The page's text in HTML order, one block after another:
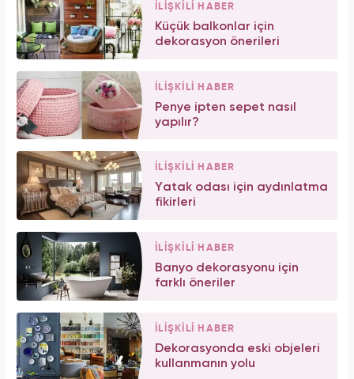
İLİŞKİLİ HABER
Küçük balkonlar için
dekorasyon önerileri
İLİŞKİLİ HABER
Penye ipten sepet nasıl
yapılır?
İLİŞKİLİ HABER
Yatak odası için aydınlatma
fikirleri
İLİŞKİLİ HABER
Banyo dekorasyonu için
farklı öneriler
İLİŞKİLİ HABER
Dekorasyonda eski objeleri
kullanmanın yolu